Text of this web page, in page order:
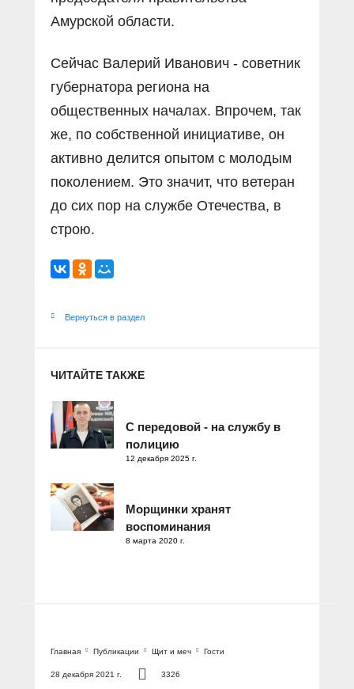
Амурской области.
Сейчас Валерий Иванович - советник
губернатора региона на
общественных началах. Впрочем, так
же, по собственной инициативе, он
активно делится опытом с молодым
поколением. Это значит, что ветеран
до сих пор на службе Отечества, в
строю.
Вернуться в раздел
ЧИТАЙТЕ ТАКЖЕ
С передовой - на службу в
полицию
12 декабря 2025 г.
Морщинки хранят
воспоминания
8 марта 2020 г.
Главная Публикации Щит и меч Гости
28 декабря 2021 г. 3326